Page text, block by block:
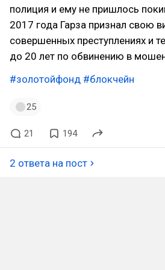
полиция и ему не пришлось
2017 года Гарза признал свою
совершенных преступлениях и
до 20 лет по обвинению в
#золотойфонд #блокчейн
25
21 194
2 ответа на пост